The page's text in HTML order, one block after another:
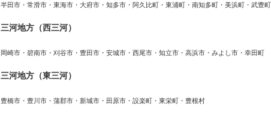
半田市・常滑市・東海市・大府市・知多市・阿久比町・東浦町・南知多町・美浜町・武豊町
三河地方（西三河）
岡崎市・碧南市・刈谷市・豊田市・安城市・西尾市・知立市・高浜市・みよし市・幸田町
三河地方（東三河）
豊橋市・豊川市・蒲郡市・新城市・田原市・設楽町・東栄町・豊根村